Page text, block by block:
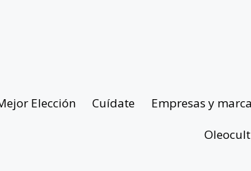
Elección Cuídate Empresas y